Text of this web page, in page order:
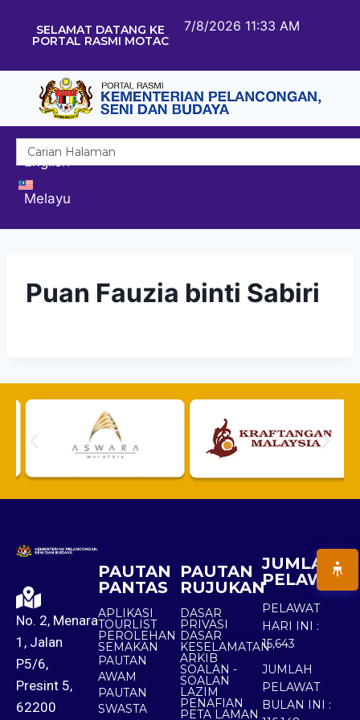
SELAMAT DATANG KE
PORTAL RASMI MOTAC
7/8/2026 11:33 AM
English
Melayu
Puan Fauzia binti Sabiri
No. 2, Menara
1, Jalan
P5/6,
Presint 5,
62200
PAUTAN
PANTAS
APLIKASI
TOURLIST
PEROLEHAN
SEMAKAN
PAUTAN
AWAM
PAUTAN
SWASTA
PAUTAN
RUJUKAN
DASAR
PRIVASI
DASAR
KESELAMATAN
ARKIB
SOALAN -
SOALAN
LAZIM
PENAFIAN
PETA LAMAN
JUMLAH
PELAWAT
PELAWAT
HARI INI :
15,643
JUMLAH
PELAWAT
BULAN INI :